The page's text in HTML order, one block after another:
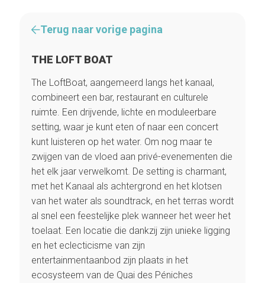
Terug naar vorige pagina
THE LOFT BOAT
The LoftBoat, aangemeerd langs het kanaal,
combineert een bar, restaurant en culturele
ruimte. Een drijvende, lichte en moduleerbare
setting, waar je kunt eten of naar een concert
kunt luisteren op het water. Om nog maar te
zwijgen van de vloed aan privé-evenementen die
het elk jaar verwelkomt. De setting is charmant,
met het Kanaal als achtergrond en het klotsen
van het water als soundtrack, en het terras wordt
al snel een feestelijke plek wanneer het weer het
toelaat. Een locatie die dankzij zijn unieke ligging
en het eclecticisme van zijn
entertainmentaanbod zijn plaats in het
ecosysteem van de Quai des Péniches